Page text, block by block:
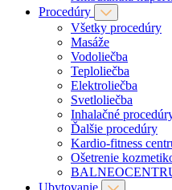
Procedúry
Všetky procedúry
Masáže
Vodoliečba
Teploliečba
Elektroliečba
Svetloliečba
Inhalačné
Ďalšie procedúry
Kardio-fitness
Ošetrenie
Ubytovanie